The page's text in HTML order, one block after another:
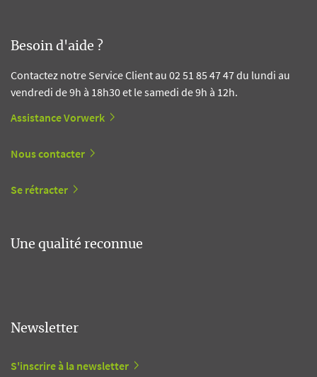
Besoin d'aide ?
Contactez notre Service Client au 02 51 85 47 47 du lundi au
vendredi de 9h à 18h30 et le samedi de 9h à 12h.
Assistance Vorwerk
Nous contacter
Se rétracter
Une qualité reconnue
Newsletter
S'inscrire à la newsletter